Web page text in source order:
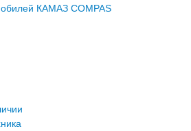
КАМАЗ COMPAS